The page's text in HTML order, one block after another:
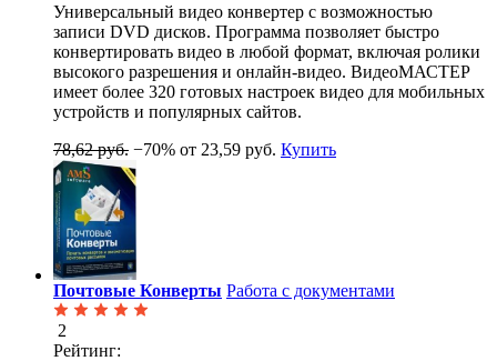
Универсальный видео конвертер с возможностью
записи DVD дисков. Программа позволяет быстро
конвертировать видео в любой формат, включая ролики
высокого разрешения и онлайн-видео. ВидеоМАСТЕР
имеет более 320 готовых настроек видео для мобильных
устройств и популярных сайтов.
78,62 руб. −70% от 23,59 руб. Купить
Почтовые Конверты Работа с документами
2
Рейтинг: